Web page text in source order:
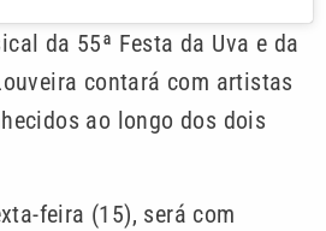
da 55ª Festa da Uva e da
contará com artistas
ao longo dos dois
feira (15), será com